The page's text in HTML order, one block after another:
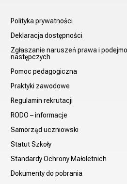
Polityka prywatności
Deklaracja dostępności
Zgłaszanie naruszeń prawa i
następczych
Pomoc pedagogiczna
Praktyki zawodowe
Regulamin rekrutacji
RODO – informacje
Samorząd uczniowski
Statut Szkoły
Standardy Ochrony Małoletnich
Dokumenty do pobrania